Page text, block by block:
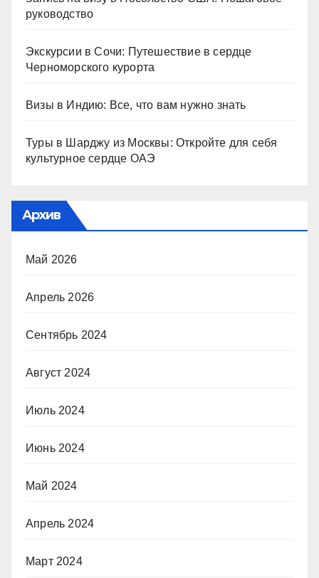
руководство
Экскурсии в Сочи: Путешествие в сердце
Черноморского курорта
Визы в Индию: Все, что вам нужно знать
Туры в Шарджу из Москвы: Откройте для себя
культурное сердце ОАЭ
Архив
Май 2026
Апрель 2026
Сентябрь 2024
Август 2024
Июль 2024
Июнь 2024
Май 2024
Апрель 2024
Март 2024